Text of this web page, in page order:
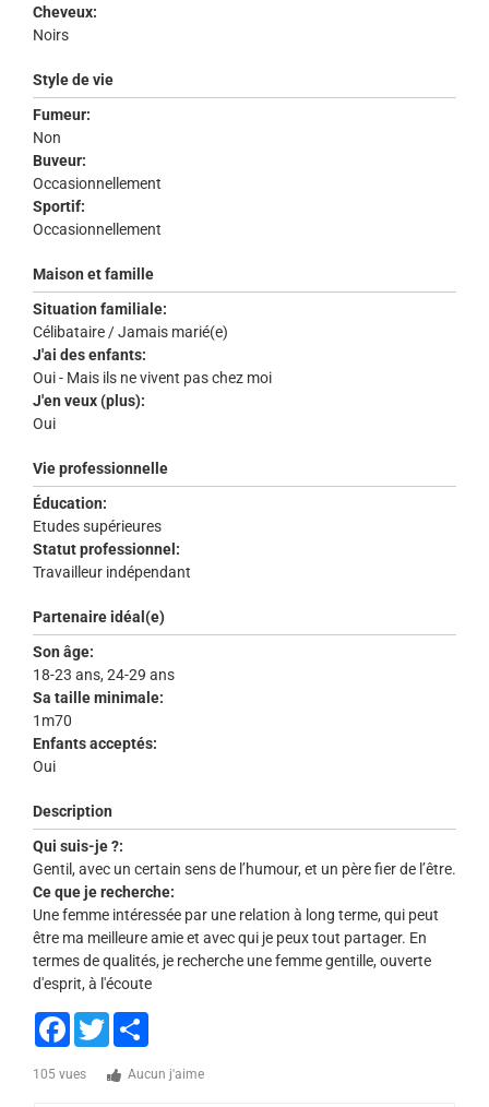
Cheveux:
Noirs
Style de vie
Fumeur:
Non
Buveur:
Occasionnellement
Sportif:
Occasionnellement
Maison et famille
Situation familiale:
Célibataire / Jamais marié(e)
J'ai des enfants:
Oui - Mais ils ne vivent pas chez moi
J'en veux (plus):
Oui
Vie professionnelle
Éducation:
Etudes supérieures
Statut professionnel:
Travailleur indépendant
Partenaire idéal(e)
Son âge:
18-23 ans, 24-29 ans
Sa taille minimale:
1m70
Enfants acceptés:
Oui
Description
Qui suis-je ?:
Gentil, avec un certain sens de l’humour, et un père fier de l’être.
Ce que je recherche:
Une femme intéressée par une relation à long terme, qui peut
être ma meilleure amie et avec qui je peux tout partager. En
termes de qualités, je recherche une femme gentille, ouverte
d'esprit, à l'écoute
Facebook
Twitter
105 vues Aucun j'aime